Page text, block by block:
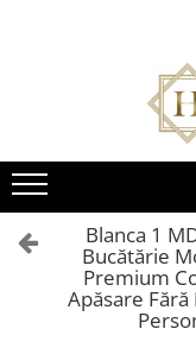
Bucatarie EVORA
Seturi Bucatarie Evora
Corpuri Evora
Bucatarie BLANCA
Seturi Bucatarie Blanca
Corpuri Blanca
Living QUADRO
Colectia QUADRO
Seturi Living QUADRO
Corpuri QUADRO
Seturi Baie Eos
Corpuri Baie Eos
Blanca 1
Bucătărie
Premium
Apăsare